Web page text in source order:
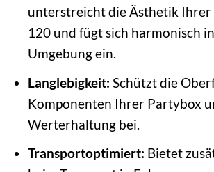
unterstreicht die Ästhetik Ihrer
120 und fügt sich harmonisch
Umgebung ein.
Langlebigkeit: Schützt die
Komponenten Ihrer Partybox
Werterhaltung bei.
Transportoptimiert: Bietet